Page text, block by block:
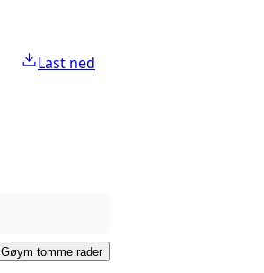
Last ned
Gøym tomme rader